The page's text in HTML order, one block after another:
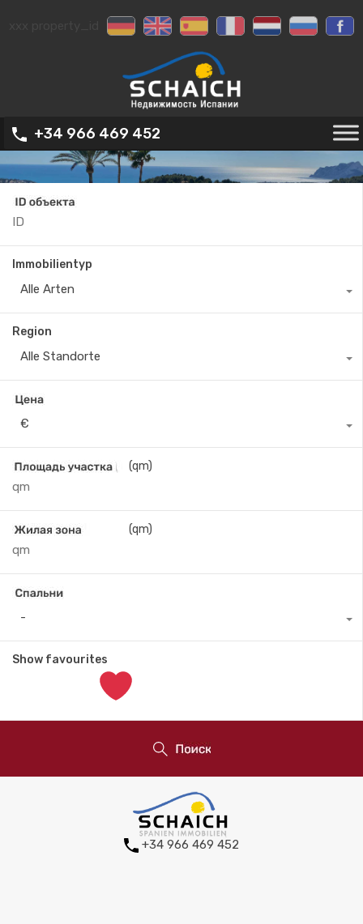
+34 966 469 452
Immobilientyp
Alle Arten
Region
Alle Standorte
€
(qm)
(qm)
-
Show favourites
+34 966 469 452